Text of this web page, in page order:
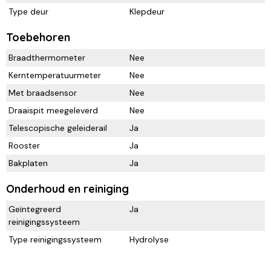
Type deur
Klepdeur
Toebehoren
Braadthermometer
Nee
Kerntemperatuurmeter
Nee
Met braadsensor
Nee
Draaispit meegeleverd
Nee
Telescopische geleiderail
Ja
Rooster
Ja
Bakplaten
Ja
Onderhoud en reiniging
Geïntegreerd
reinigingssysteem
Ja
Type reinigingssysteem Hydrolyse